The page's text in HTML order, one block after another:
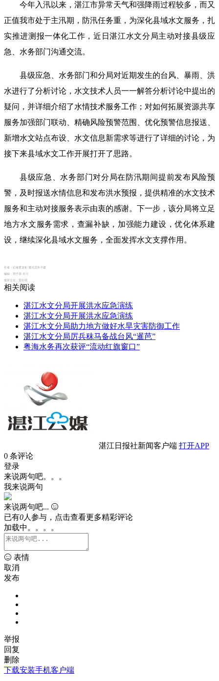
今年入汛以来，湛江市异常天气和强降雨过程较多，而又
正值我市处于主汛期，防汛任务重，为深化县域水文服务，扎
实推进测报一体化工作，近日湛江水文分局主动对接县级应
急、水务部门沟通交流。
县级应急、水务部门和分局对近期发生的台风、暴雨、洪
水进行了分析讨论，水文技术人员一一解答分析讨论中提出的
疑问，并详细介绍了水情技术服务工作；对如何拓展资源共享
服务加强部门联动、精确风险预警范围、优化预警信息报送、
新增水文站点布设、水文信息新需求等进行了详细的讨论，为
接下来县域水文工作开展打开了思路。
县级应急、水务部门对分局在防汛期间提前发布风险预
警，及时报送水情信息和发布洪水预报，提供精准的水文技术
服务和主动对接服务表示由衷的感谢。下一步，该分局将立足
地方水文服务需求，查漏补缺，加强能力建设，优化体系建
设，继续深化县域水文服务，全面发挥水文支撑作用。
作者： 记者曹龙彬 通讯员朱子建
编辑： 周子琪 岑川
值班主任： 莫松萌
相关阅读
湛江水文分局开展洪水应急演练
湛江水文分局开展洪水应急演练
湛江水文分局助力地方做好水旱灾害防御工作
湛江水文分局厉兵秣马备战台风“暹芭”
粤海水务再次获评“流动红旗窗口”
湛江日报社新闻客户端 打开APP
0 条评论
登录
来说两句吧。。。
我来说两句
来说两句吧...
已有0人参与，点击查看更多精彩评论
加载中。。。。
表情
取消
发布
举报
回复
删除
下载安装手机客户端